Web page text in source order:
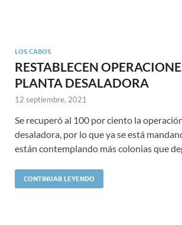
LOS CABOS
RESTABLECEN
PLANTA DESALADORA
12 septiembre, 2021
Se recuperó al 100 por ciento la
desaladora, por lo que ya se está
están contemplando más colonias que
CONTINUAR LEYENDO